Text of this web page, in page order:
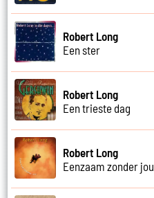
Robert Long
Een ster
Robert Long
Een trieste dag
Robert Long
Eenzaam zonder jou